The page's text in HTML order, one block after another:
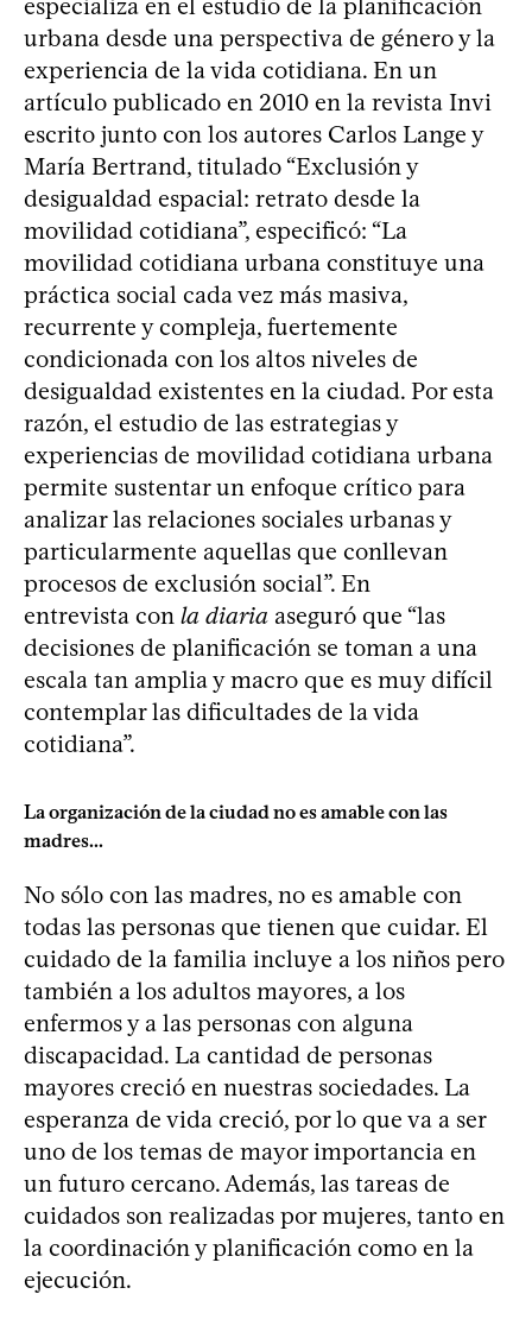
urbana desde una perspectiva de género y la
experiencia de la vida cotidiana. En un
artículo publicado en 2010 en la revista Invi
escrito junto con los autores Carlos Lange y
María Bertrand, titulado “Exclusión y
desigualdad espacial: retrato desde la
movilidad cotidiana”, especificó: “La
movilidad cotidiana urbana constituye una
práctica social cada vez más masiva,
recurrente y compleja, fuertemente
condicionada con los altos niveles de
desigualdad existentes en la ciudad. Por esta
razón, el estudio de las estrategias y
experiencias de movilidad cotidiana urbana
permite sustentar un enfoque crítico para
analizar las relaciones sociales urbanas y
particularmente aquellas que conllevan
procesos de exclusión social”. En
entrevista con la diaria aseguró que “las
decisiones de planificación se toman a una
escala tan amplia y macro que es muy difícil
contemplar las dificultades de la vida
cotidiana”.
La organización de la ciudad no es amable con las
madres...
No sólo con las madres, no es amable con
todas las personas que tienen que cuidar. El
cuidado de la familia incluye a los niños pero
también a los adultos mayores, a los
enfermos y a las personas con alguna
discapacidad. La cantidad de personas
mayores creció en nuestras sociedades. La
esperanza de vida creció, por lo que va a ser
uno de los temas de mayor importancia en
un futuro cercano. Además, las tareas de
cuidados son realizadas por mujeres, tanto en
la coordinación y planificación como en la
ejecución.